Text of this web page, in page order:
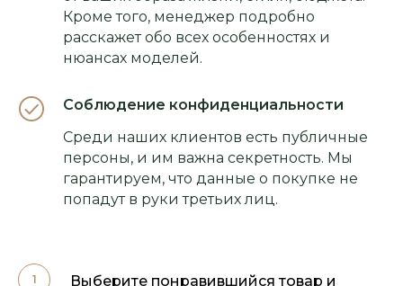
Кроме того, менеджер подробно
расскажет обо всех особенностях и
нюансах моделей.
Соблюдение конфиденциальности
Среди наших клиентов есть публичные
персоны, и им важна секретность. Мы
гарантируем, что данные о покупке не
попадут в руки третьих лиц.
Выберите понравившийся товар и